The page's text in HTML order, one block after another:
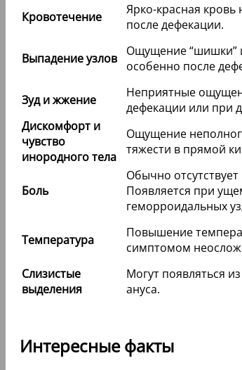
Кровотечение
Ярко-красная кровь
после дефекации.
Выпадение узлов
Ощущение “шишки”
особенно после
Зуд и жжение
Неприятные
дефекации или при
Дискомфорт и
чувство
инородного тела
Ощущение
тяжести в прямой
Боль
Обычно
Появляется при
геморроидальных
Температура
Повышение
симптомом
Слизистые
выделения
Могут появляться
ануса.
Интересные факты